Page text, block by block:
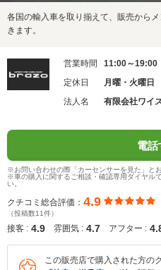
各国の輸入車を取り揃えて、販売から
きます。
営業時間
11:00～19:00
定休日
月曜・火曜日
法人名
有限会社ワイ
電話
※お問い合わせの際「カーセンサーを見た」とお
※車の購入に関するご相談・確認専用ダイヤル
い。
クチコミ総合評価： 4.9
（投稿数11件）
接客 : 4.9 雰囲気 : 4.7 アフター :
この販売店で購入された方の